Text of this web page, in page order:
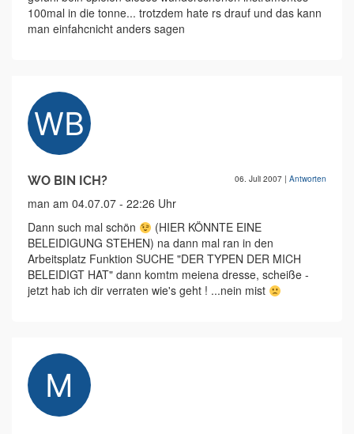
100mal in die tonne... trotzdem hate rs drauf und das kann
man einfahcnicht anders sagen
WO BIN ICH? 06. Juli 2007 | Antworten
man am 04.07.07 - 22:26 Uhr
Dann such mal schön
(HIER KÖNNTE EINE
BELEIDIGUNG STEHEN) na dann mal ran in den
Arbeitsplatz Funktion SUCHE "DER TYPEN DER MICH
BELEIDIGT HAT" dann komtm meiena dresse, scheiße -
jetzt hab ich dir verraten wie's geht ! ...nein mist